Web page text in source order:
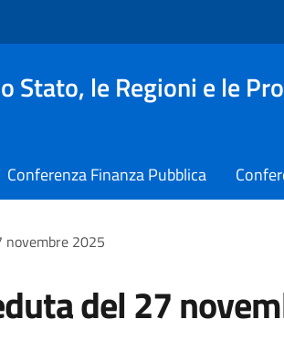
Stato, le Regioni e le
Conferenza Finanza Pubblica
novembre 2025
del 27